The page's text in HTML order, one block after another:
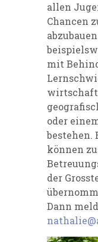
allen
Chancen
mit
oder
bestehen.
können
der
Dann